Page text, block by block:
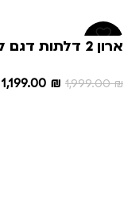
-40%
ארון 2 דלתות דגם לופו
1,999.00₪
1,199.00 ₪